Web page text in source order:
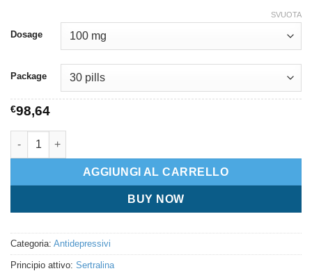
Dosage
Package
SVUOTA
€98,64
Daxid quantità
AGGIUNGI AL CARRELLO
BUY NOW
Categoria: Antidepressivi
Principio attivo: Sertralina